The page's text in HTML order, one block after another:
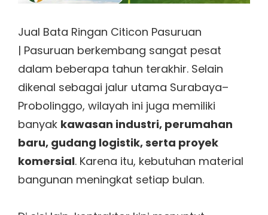
Jual Bata Ringan Citicon Pasuruan
| Pasuruan berkembang sangat pesat
dalam beberapa tahun terakhir. Selain
dikenal sebagai jalur utama Surabaya–
Probolinggo, wilayah ini juga memiliki
banyak kawasan industri, perumahan
baru, gudang logistik, serta proyek
komersial. Karena itu, kebutuhan material
bangunan meningkat setiap bulan.